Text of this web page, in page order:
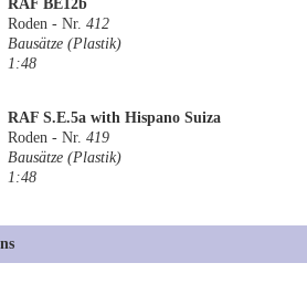
RAF BE12b
Roden - Nr.412
Bausätze (Plastik)
1:48
RAF S.E.5a with Hispano Suiza
Roden - Nr.419
Bausätze (Plastik)
1:48